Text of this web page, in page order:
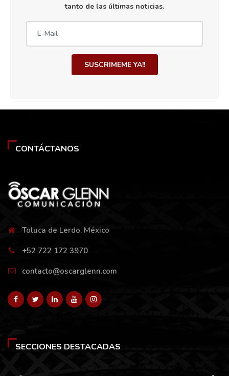
tanto de las últimas noticias.
SUSCRIMEME YA!!
CONTÁCTANOS
Toluca de Lerdo, México
+52 722 172 3970
contacto@oscarglenn.com
SECCIONES DESTACADAS